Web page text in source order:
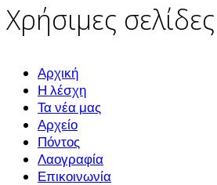
Χρήσιμες σελίδες
Αρχική
Η λέσχη
Τα νέα μας
Αρχείο
Πόντος
Λαογραφία
Επικοινωνία